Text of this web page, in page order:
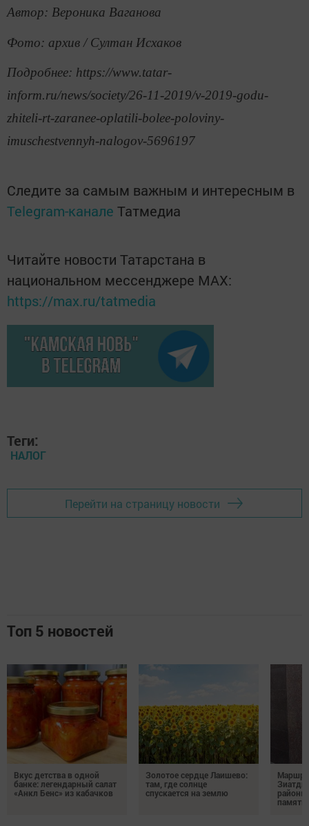
Автор: Вероника Ваганова
Фото: архив / Султан Исхаков
Подробнее: https://www.tatar-
inform.ru/news/society/26-11-2019/v-2019-godu-
zhiteli-rt-zaranee-oplatili-bolee-poloviny-
imuschestvennyh-nalogov-5696197
Следите за самым важным и интересным в
Telegram-канале Татмедиа
Читайте новости Татарстана в
национальном мессенджере MАХ:
https://max.ru/tatmedia
Теги:
НАЛОГ
Перейти на страницу новости
Топ 5 новостей
Вкус детства в одной
банке: легендарный салат
«Анкл Бенс» из кабачков
Золотое сердце Лаишево:
там, где солнце
спускается на землю
районы
память